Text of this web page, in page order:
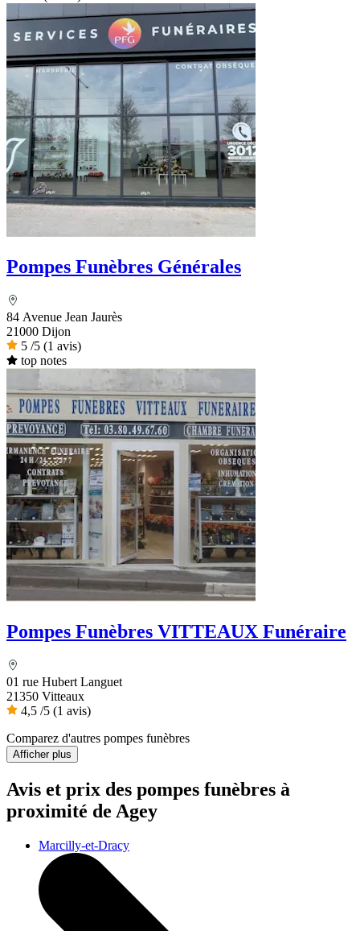
Pompes Funèbres Générales
84 Avenue Jean Jaurès
21000 Dijon
5 /5 (1 avis)
top notes
Pompes Funèbres VITTEAUX Funéraire
01 rue Hubert Languet
21350 Vitteaux
4,5 /5 (1 avis)
Comparez d'autres pompes funèbres
Afficher plus
Avis et prix des pompes funèbres à
proximité de Agey
Marcilly-et-Dracy